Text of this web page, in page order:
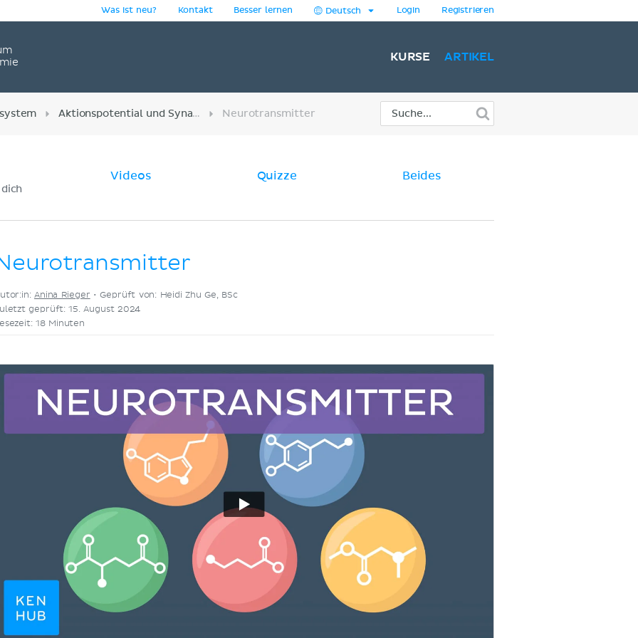
Was ist neu? Kontakt Besser lernen Deutsch Login Registrieren
KURSE ARTIKEL
Aktionspotential und Synapsen Neurotransmitter
Videos Quizze Beides
Anina Rieger •Geprüft von: Heidi Zhu Ge, BSc
geprüft: 15. August 2024
18 Minuten